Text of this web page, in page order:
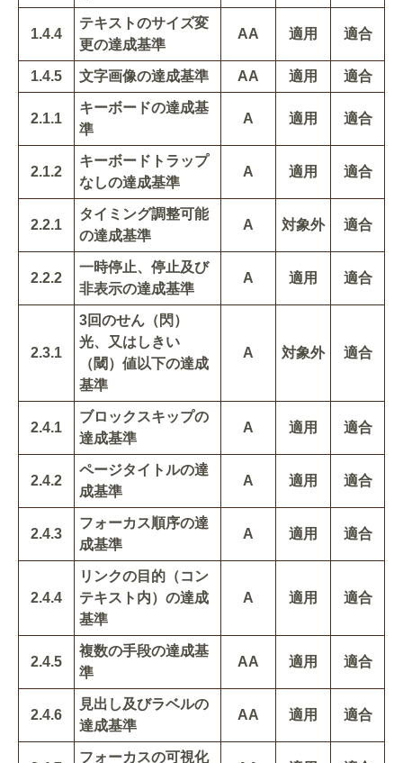
1.4.4
テキストのサイズ変
更の達成基準
AA 適用 適合
1.4.5 文字画像の達成基準 AA 適用 適合
2.1.1
キーボードの達成基
準
A 適用 適合
2.1.2
キーボードトラップ
なしの達成基準
A 適用 適合
2.2.1
タイミング調整可能
の達成基準
A 対象外 適合
2.2.2
一時停止、停止及び
非表示の達成基準
A 適用 適合
2.3.1
3回のせん（閃）
光、又はしきい
（閾）値以下の達成
基準
A 対象外 適合
2.4.1
ブロックスキップの
達成基準
A 適用 適合
2.4.2
ページタイトルの達
成基準
A 適用 適合
2.4.3
フォーカス順序の達
成基準
A 適用 適合
2.4.4
リンクの目的（コン
テキスト内）の達成
基準
A 適用 適合
2.4.5
複数の手段の達成基
準
AA 適用 適合
2.4.6
見出し及びラベルの
達成基準
AA 適用 適合
フォーカスの可視化